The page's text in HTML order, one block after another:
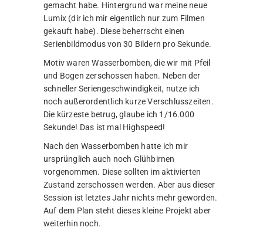
gemacht habe. Hintergrund war meine neue
Lumix (dir ich mir eigentlich nur zum Filmen
gekauft habe). Diese beherrscht einen
Serienbildmodus von 30 Bildern pro Sekunde.
Motiv waren Wasserbomben, die wir mit Pfeil
und Bogen zerschossen haben. Neben der
schneller Seriengeschwindigkeit, nutze ich
noch außerordentlich kurze Verschlusszeiten.
Die kürzeste betrug, glaube ich 1/16.000
Sekunde! Das ist mal Highspeed!
Nach den Wasserbomben hatte ich mir
ursprünglich auch noch Glühbirnen
vorgenommen. Diese sollten im aktivierten
Zustand zerschossen werden. Aber aus dieser
Session ist letztes Jahr nichts mehr geworden.
Auf dem Plan steht dieses kleine Projekt aber
weiterhin noch.